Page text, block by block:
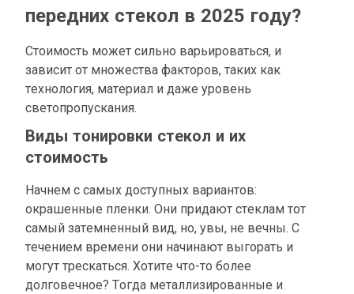
передних стекол в 2025 году?
Стоимость может сильно варьироваться, и
зависит от множества факторов, таких как
технология, материал и даже уровень
светопропускания.
Виды тонировки стекол и их
стоимость
Начнем с самых доступных вариантов:
окрашенные пленки. Они придают стеклам тот
самый затемненный вид, но, увы, не вечны. С
течением времени они начинают выгорать и
могут трескаться. Хотите что-то более
долговечное? Тогда металлизированные и